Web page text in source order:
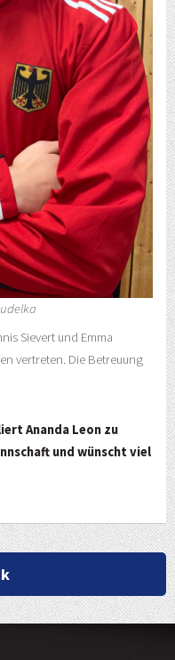
Sievert und Emma
vertreten. Die Betreuung
Ananda Leon zu
und wünscht viel